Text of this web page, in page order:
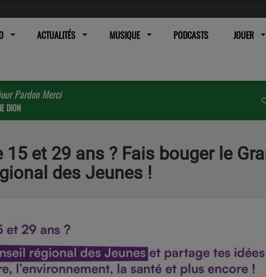
ACTUALITÉS MUSIQUE PODCASTS JOUER
Pardon Merci
DION
15 et 29 ans ? Fais bouger le
des Jeunes !